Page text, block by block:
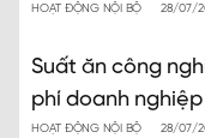
HOẠT ĐỘNG NỘI BỘ 28/07/
Suất ăn công
phí doanh nghiệp
HOẠT ĐỘNG NỘI BỘ 28/07/